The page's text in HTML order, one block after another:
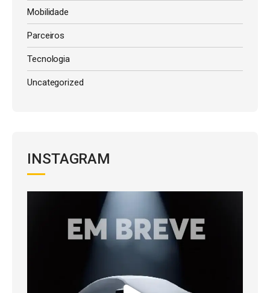
Mobilidade
Parceiros
Tecnologia
Uncategorized
INSTAGRAM